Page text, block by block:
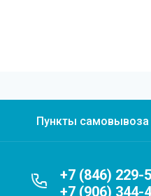
Пункты самовывоза
+7 (846) 229-
+7 (906) 344-